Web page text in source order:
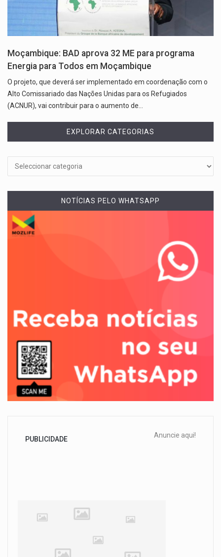
Moçambique: BAD aprova 32 ME para programa
Energia para Todos em Moçambique
O projeto, que deverá ser implementado em coordenação com o
Alto Comissariado das Nações Unidas para os Refugiados
(ACNUR), vai contribuir para o aumento de…
EXPLORAR CATEGORIAS
NOTÍCIAS PELO WHATSAPP
PUBLICIDADE Anuncie aqui!